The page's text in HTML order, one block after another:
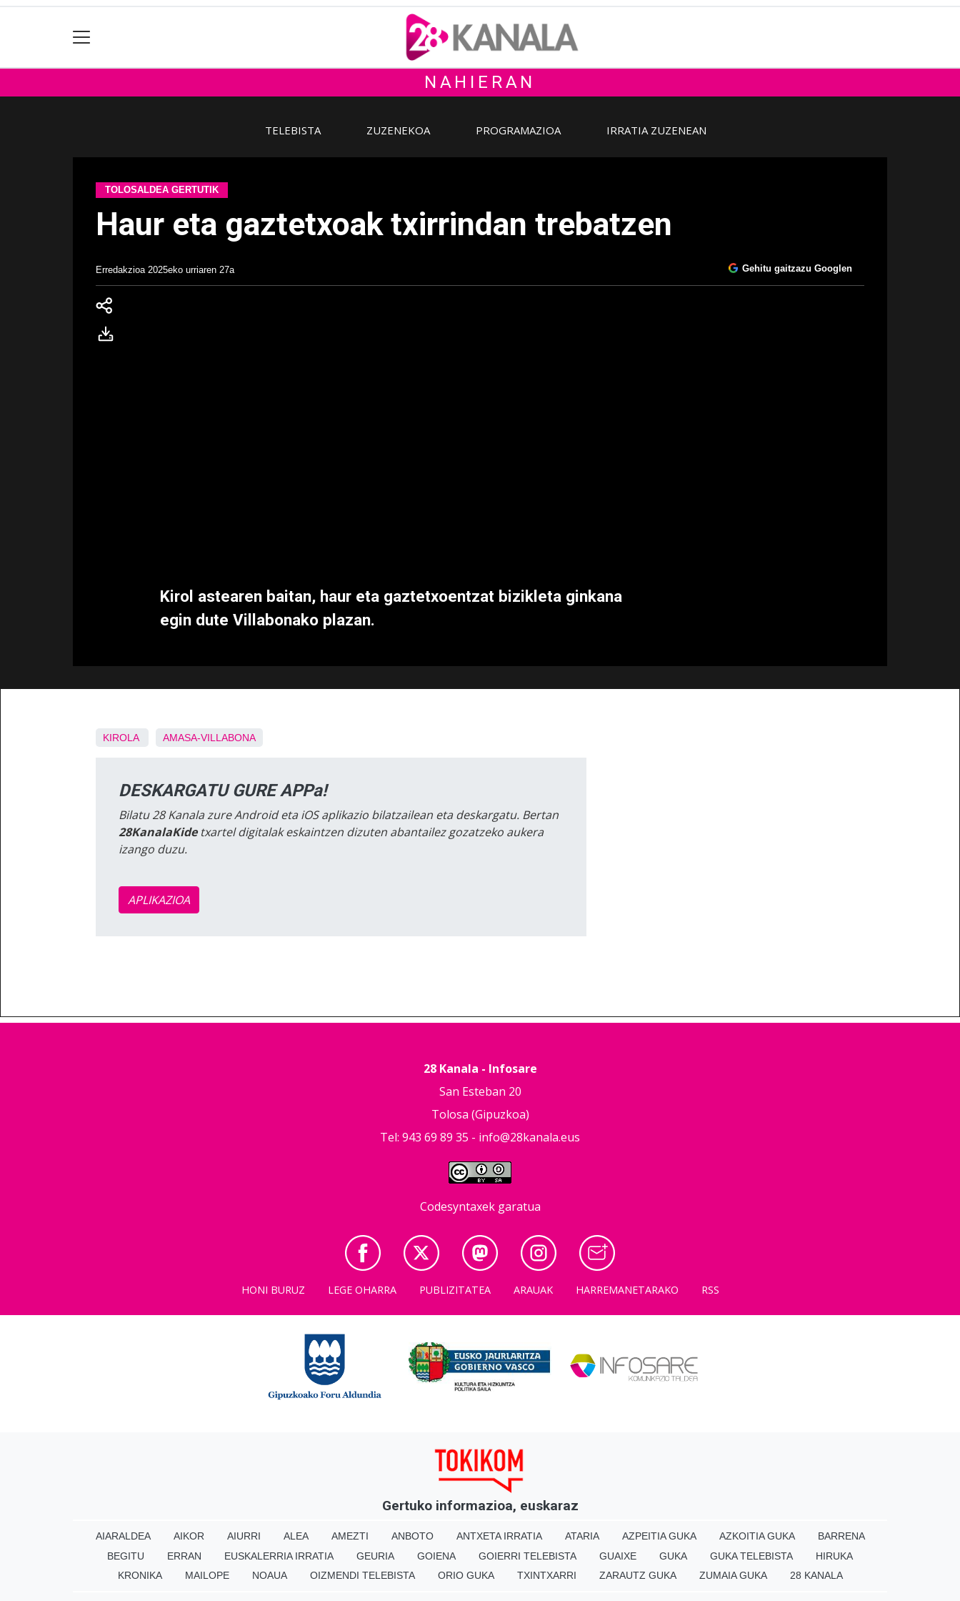
NAHIERAN
TELEBISTA ZUZENEKOA PROGRAMAZIOA IRRATIA ZUZENEAN
TOLOSALDEA GERTUTIK
Haur eta gaztetxoak txirrindan trebatzen
Erredakzioa 2025eko urriaren 27a Gehitu gaitzazu Googlen
Kirol astearen baitan, haur eta gaztetxoentzat bizikleta ginkana
egin dute Villabonako plazan.
KIROLA AMASA-VILLABONA
DESKARGATU GURE APPa!
Bilatu 28 Kanala zure Android eta iOS aplikazio bilatzailean eta deskargatu. Bertan
28KanalaKidetxartel digitalak eskaintzen dizuten abantailez gozatzeko aukera
izango duzu.
APLIKAZIOA
28 Kanala - Infosare
San Esteban 20
Tolosa (Gipuzkoa)
Tel: 943 69 89 35 - info@28kanala.eus
Codesyntaxek garatua
HONI BURUZ LEGE OHARRA PUBLIZITATEA ARAUAK HARREMANETARAKO RSS
Gertuko informazioa, euskaraz
AIARALDEA AIKOR AIURRI ALEA AMEZTI ANBOTO ANTXETA IRRATIA ATARIA AZPEITIA GUKA AZKOITIA GUKA
BARRENA
BEGITU
ERRAN EUSKALERRIA IRRATIA GEURIA GOIENA GOIERRI TELEBISTA GUAIXE GUKA GUKA TELEBISTA
HIRUKA
KRONIKA
MAILOPE NOAUA OIZMENDI TELEBISTA ORIO GUKA TXINTXARRI ZARAUTZ GUKA ZUMAIA GUKA 28 KANALA